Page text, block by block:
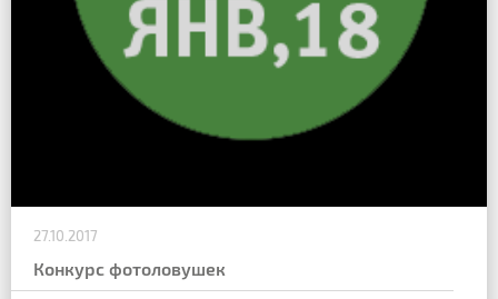
27.10.2017
Конкурс фотоловушек